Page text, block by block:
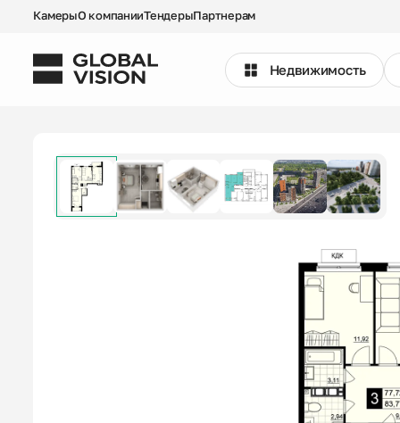
КамерыО компанииТендерыПартнерам
Недвижимость
Проекты